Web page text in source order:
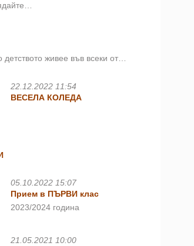
живее във всеки от…
22.12.2022 11:54
ВЕСЕЛА КОЛЕДА
05.10.2022 15:07
Прием в ПЪРВИ клас
2023/2024 година
21.05.2021 10:00